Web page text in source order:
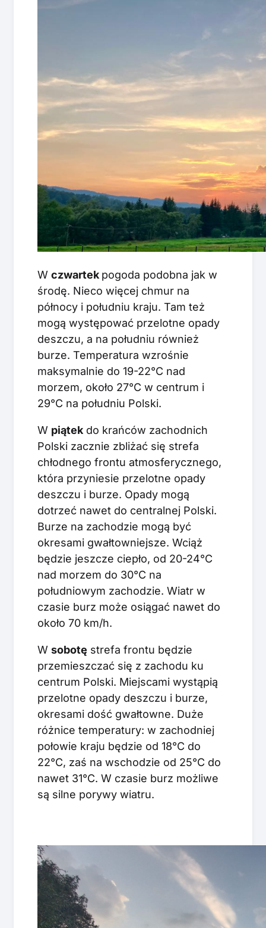
W czwartek pogoda podobna jak w
środę. Nieco więcej chmur na
północy i południu kraju. Tam też
mogą występować przelotne opady
deszczu, a na południu również
burze. Temperatura wzrośnie
maksymalnie do 19-22°C nad
morzem, około 27°C w centrum i
29°C na południu Polski.
W piątek do krańców zachodnich
Polski zacznie zbliżać się strefa
chłodnego frontu atmosferycznego,
która przyniesie przelotne opady
deszczu i burze. Opady mogą
dotrzeć nawet do centralnej Polski.
Burze na zachodzie mogą być
okresami gwałtowniejsze. Wciąż
będzie jeszcze ciepło, od 20-24°C
nad morzem do 30°C na
południowym zachodzie. Wiatr w
czasie burz może osiągać nawet do
około 70 km/h.
W sobotę strefa frontu będzie
przemieszczać się z zachodu ku
centrum Polski. Miejscami wystąpią
przelotne opady deszczu i burze,
okresami dość gwałtowne. Duże
różnice temperatury: w zachodniej
połowie kraju będzie od 18°C do
22°C, zaś na wschodzie od 25°C do
nawet 31°C. W czasie burz możliwe
są silne porywy wiatru.